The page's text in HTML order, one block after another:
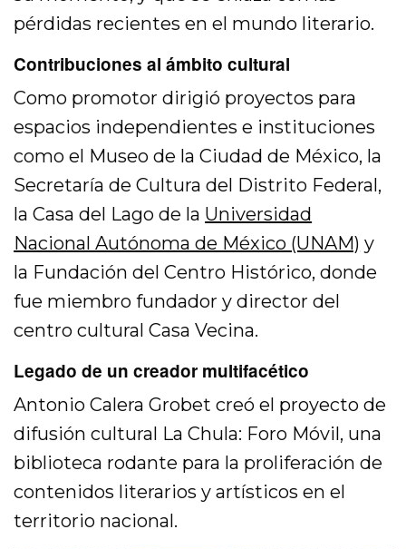
pérdidas recientes en el mundo literario.
Contribuciones al ámbito cultural
Como promotor dirigió proyectos para
espacios independientes e instituciones
como el Museo de la Ciudad de México, la
Secretaría de Cultura del Distrito Federal,
la Casa del Lago de la Universidad
Nacional Autónoma de México (UNAM) y
la Fundación del Centro Histórico, donde
fue miembro fundador y director del
centro cultural Casa Vecina.
Legado de un creador multifacético
Antonio Calera Grobet creó el proyecto de
difusión cultural La Chula: Foro Móvil, una
biblioteca rodante para la proliferación de
contenidos literarios y artísticos en el
territorio nacional.